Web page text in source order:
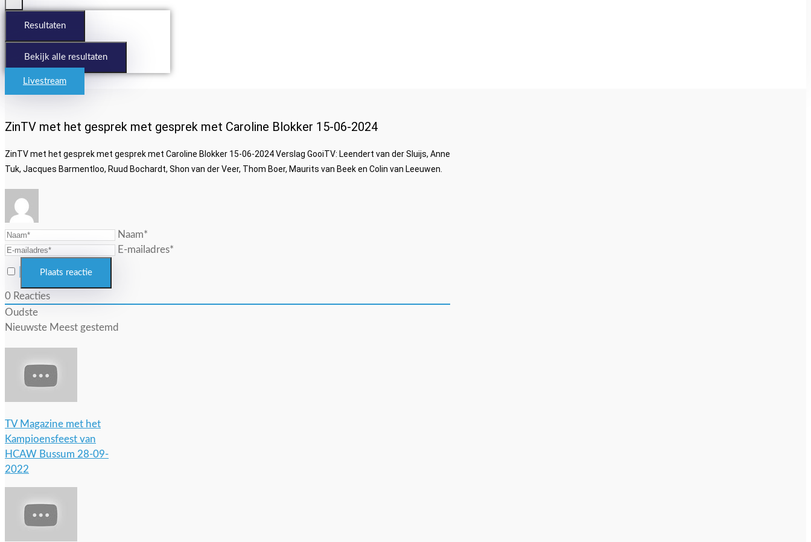
Resultaten
Bekijk alle resultaten
Livestream
ZinTV met het gesprek met gesprek met Caroline Blokker 15-06-2024
ZinTV met het gesprek met gesprek met Caroline Blokker 15-06-2024 Verslag GooiTV: Leendert van der Sluijs, Anne
Tuk, Jacques Barmentloo, Ruud Bochardt, Shon van der Veer, Thom Boer, Maurits van Beek en Colin van Leeuwen.
Naam*
E-mailadres*
0 Reacties
Oudste
Nieuwste Meest gestemd
TV Magazine met het
Kampioensfeest van
HCAW Bussum 28-09-
2022